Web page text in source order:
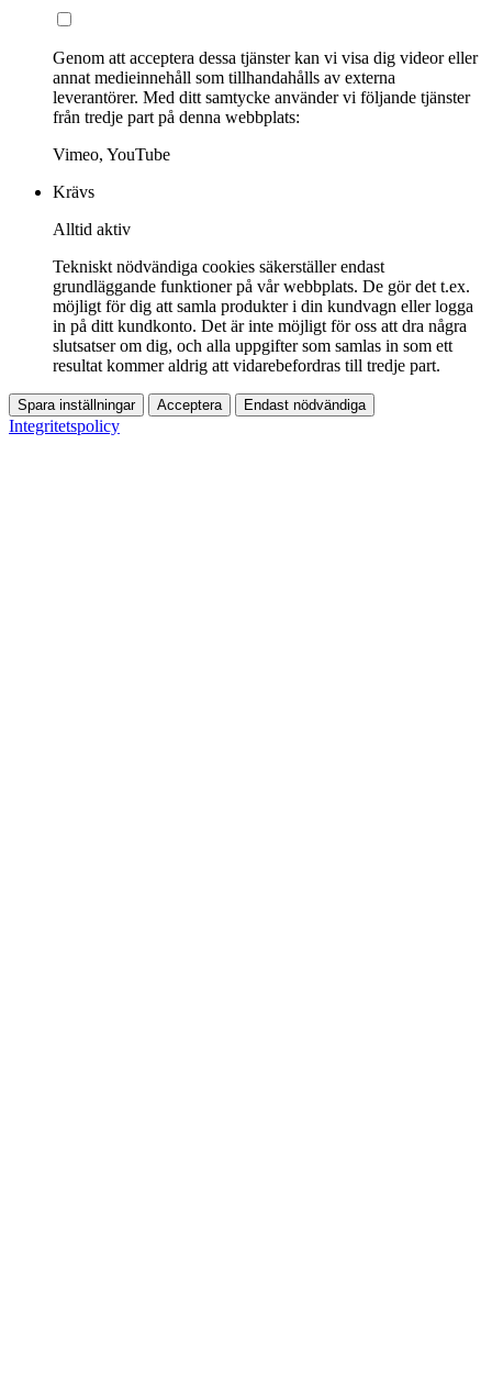
Genom att acceptera dessa tjänster kan vi visa dig videor eller
annat medieinnehåll som tillhandahålls av externa
leverantörer. Med ditt samtycke använder vi följande tjänster
från tredje part på denna webbplats:
Vimeo, YouTube
Krävs
Alltid aktiv
Tekniskt nödvändiga cookies säkerställer endast
grundläggande funktioner på vår webbplats. De gör det t.ex.
möjligt för dig att samla produkter i din kundvagn eller logga
in på ditt kundkonto. Det är inte möjligt för oss att dra några
slutsatser om dig, och alla uppgifter som samlas in som ett
resultat kommer aldrig att vidarebefordras till tredje part.
Spara inställningar Acceptera Endast nödvändiga
Integritetspolicy